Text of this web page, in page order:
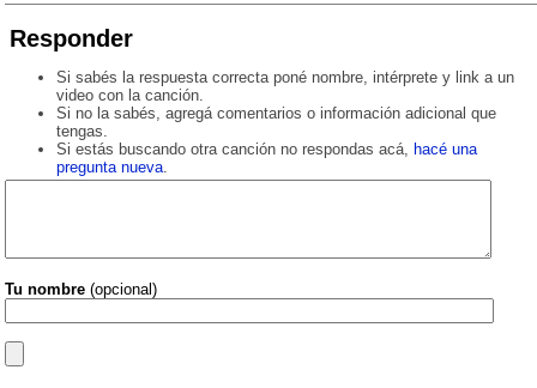
Responder
Si sabés la respuesta correcta poné nombre, intérprete y link a un
video con la canción.
Si no la sabés, agregá comentarios o información adicional que
tengas.
Si estás buscando otra canción no respondas acá, hacé una
pregunta nueva.
Tu nombre (opcional)